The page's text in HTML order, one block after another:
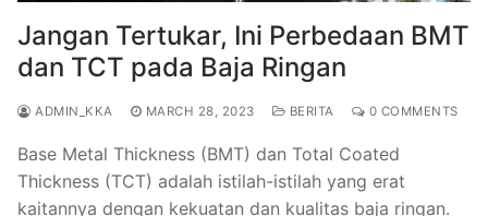
Jangan Tertukar, Ini Perbedaan BMT
dan TCT pada Baja Ringan
ADMIN_KKA MARCH 28, 2023 BERITA 0 COMMENTS
Base Metal Thickness (BMT) dan Total Coated
Thickness (TCT) adalah istilah-istilah yang erat
kaitannya dengan kekuatan dan kualitas baja ringan.